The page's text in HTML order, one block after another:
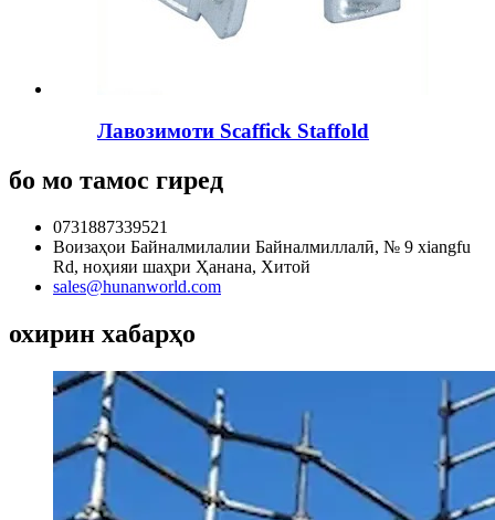
Лавозимоти Scaffick Staffold
бо мо тамос гиред
0731887339521
Воизаҳои Байналмилалии Байналмиллалӣ, № 9 xiangfu
Rd, ноҳияи шаҳри Ҳанана, Хитой
sales@hunanworld.com
охирин хабарҳо